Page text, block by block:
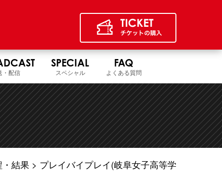
・配信
SPECIAL
スペシャル
FAQ
よくある質問
・結果
プレイバイプレイ(岐阜女子高等学